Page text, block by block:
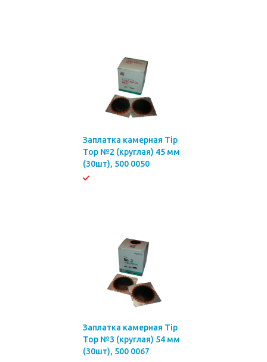
Заплатка камерная Tip
Top №2 (круглая) 45 мм
(30шт), 500 0050
Заплатка камерная Tip
Top №3 (круглая) 54 мм
(30шт), 500 0067